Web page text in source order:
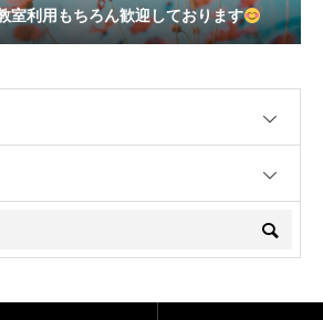
室利用もちろん歓迎しております